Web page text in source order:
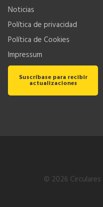
Noticias
Política de privacidad
Política de Cookies
Impressum
Suscríbase para recibir
actualizaciones
© 2026 Circulares